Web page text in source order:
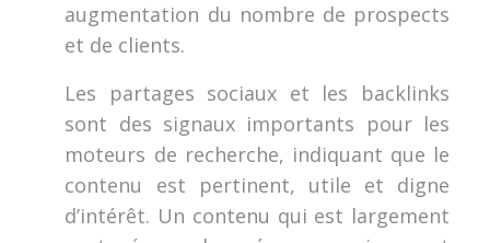
augmentation du nombre de prospects
et de clients.
Les partages sociaux et les backlinks
sont des signaux importants pour les
moteurs de recherche, indiquant que le
contenu est pertinent, utile et digne
d’intérêt. Un contenu qui est largement